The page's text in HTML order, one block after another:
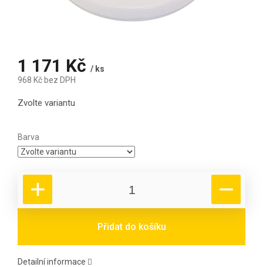
1 171 Kč / ks
968 Kč bez DPH
Zvolte variantu
Barva
Přidat do košíku
Detailní informace